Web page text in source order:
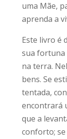
uma Mãe,
aprenda a
Este livro é
sua fortuna
na terra.
bens. Se
tentada,
encontrará
que a
conforto;